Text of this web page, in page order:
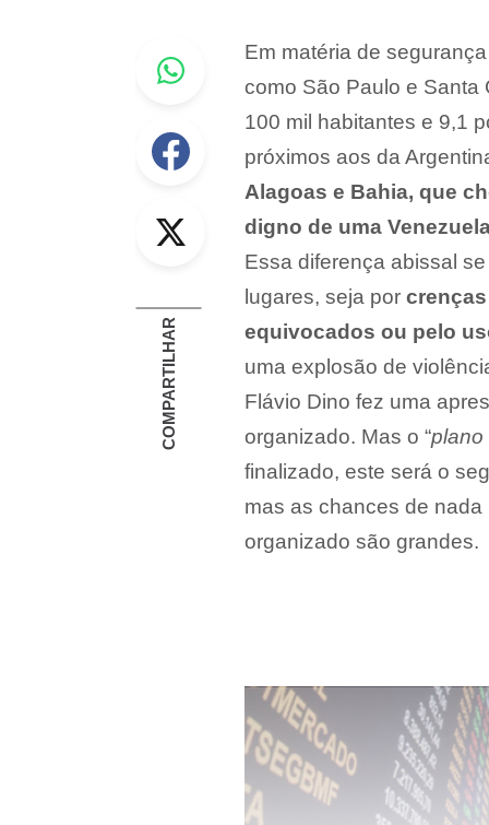
Whastapp
Facebook
COMPARTILHAR
Em matéria de
como São Paulo e Santa
100 mil habitantes e 9,1
próximos aos da
Alagoas e Bahia, que
digno de uma
Essa diferença abissal
lugares, seja por
equivocados ou pelo
uma explosão de
Flávio Dino fez uma
organizado. Mas o “plano
finalizado, este será o
mas as chances de
organizado são grandes.